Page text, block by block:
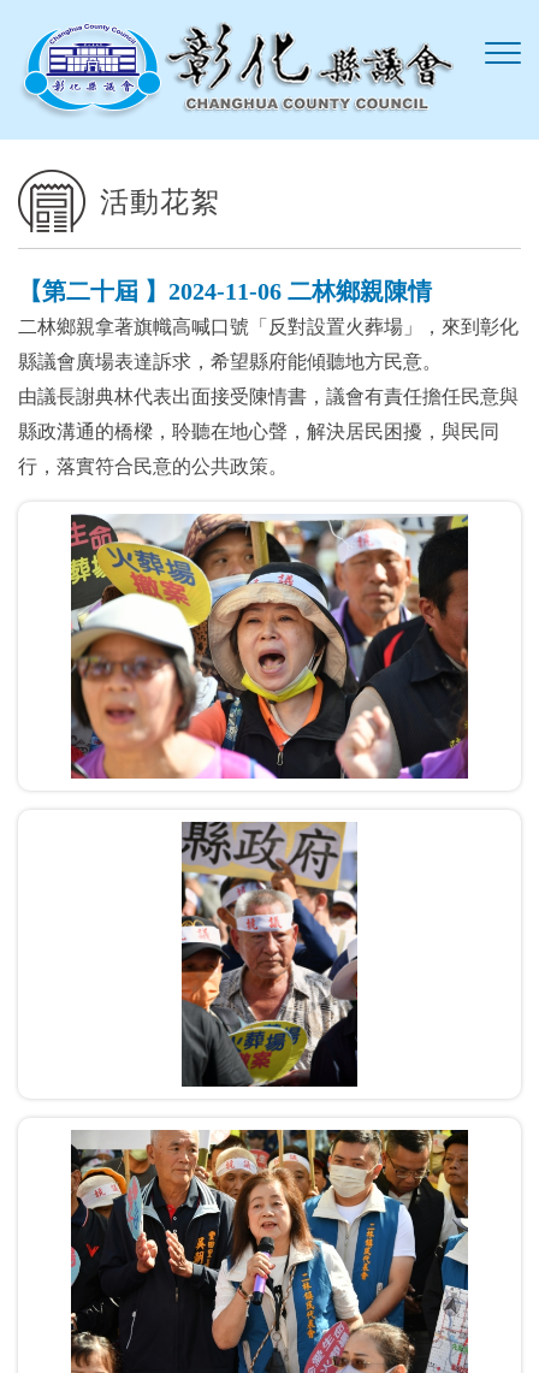
活動花絮
【第二十屆 】2024-11-06 二林鄉親陳情
二林鄉親拿著旗幟高喊口號「反對設置火葬場」，來到彰化
縣議會廣場表達訴求，希望縣府能傾聽地方民意。
由議長謝典林代表出面接受陳情書，議會有責任擔任民意與
縣政溝通的橋樑，聆聽在地心聲，解決居民困擾，與民同
行，落實符合民意的公共政策。